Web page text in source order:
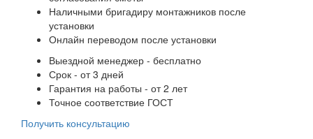
Наличными бригадиру монтажников после
установки
Онлайн переводом после установки
Выездной менеджер - бесплатно
Срок - от 3 дней
Гарантия на работы - от 2 лет
Точное соответствие ГОСТ
Получить консультацию